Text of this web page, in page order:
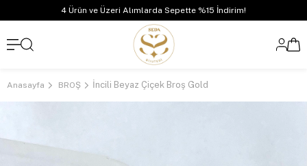
4 Ürün ve Üzeri Alımlarda Sepette %15 İndirim!
Anasayfa BROŞ İncili Beyaz Çiçek Broş Gold